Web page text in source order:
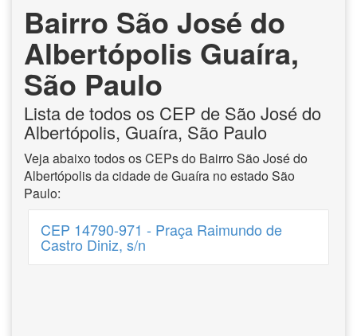
Bairro São José do
Albertópolis Guaíra,
São Paulo
Lista de todos os CEP de São José do
Albertópolis, Guaíra, São Paulo
Veja abaixo todos os CEPs do Bairro São José do
Albertópolis da cidade de Guaíra no estado São
Paulo:
CEP 14790-971 - Praça Raimundo de
Castro Diniz, s/n